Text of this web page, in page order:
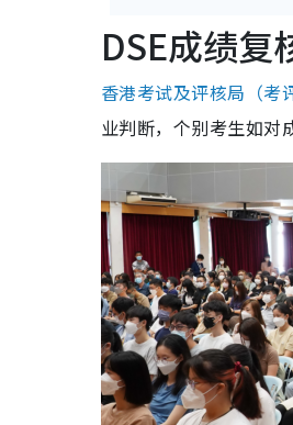
DSE成绩复核
积分复核/重
DSE成绩复核
查询复核成
Dse Appeal
DSE成绩
香港考试及评核局（考
业判断，个别考生如对